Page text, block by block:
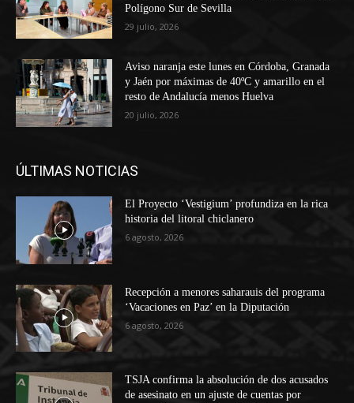
Polígono Sur de Sevilla
29 julio, 2026
Aviso naranja este lunes en Córdoba, Granada
y Jaén por máximas de 40ºC y amarillo en el
resto de Andalucía menos Huelva
20 julio, 2026
ÚLTIMAS NOTICIAS
El Proyecto ‘Vestigium’ profundiza en la rica
historia del litoral chiclanero
6 agosto, 2026
Recepción a menores saharauis del programa
‘Vacaciones en Paz’ en la Diputación
6 agosto, 2026
TSJA confirma la absolución de dos acusados
de asesinato en un ajuste de cuentas por